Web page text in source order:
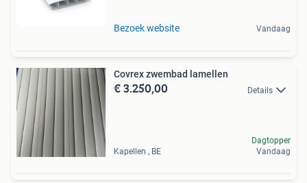
Bezoek website Vandaag
Covrex zwembad lamellen
€ 3.250,00 Details
Kapellen , BE
Dagtopper
Vandaag